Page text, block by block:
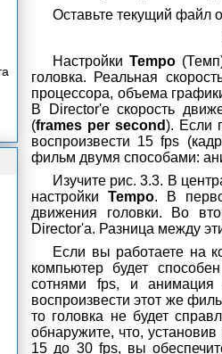
Оставьте текущий файл
Настройки Tempo(Темп)
головка. Реальная
процессора, объема
В Director'e скорость
(frames per second). Если
воспроизвести 15 fps
фильм двумя способами:
Изучите рис. 3.3. В
настройки Tempo. В
движения головки. Во
Director'a. Разница между
Если вы работаете на
компьютер будет
сотнями fps, и анимация
воспроизвести этот же
то головка не будет
обнаружите, что,
15 до 30 fps, вы